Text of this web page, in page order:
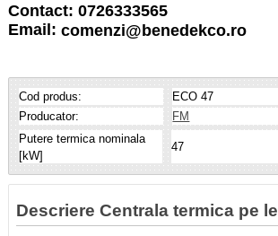
Contact: 0726333565
Email: comenzi@benedekco.ro
Cod produs:
ECO 47
Producator:
FM
Putere termica nominala
[kW]
47
Descriere Centrala termica pe